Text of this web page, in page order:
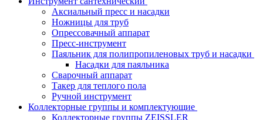
Аксиальный пресс и насадки
Ножницы для труб
Опрессовачный аппарат
Пресс-инструмент
Паяльник для полипропиленовых труб и насадки
Насадки для паяльника
Сварочный аппарат
Такер для теплого пола
Ручной инструмент
Коллекторные группы и комплектующие
Коллекторные группы ZEISSLER